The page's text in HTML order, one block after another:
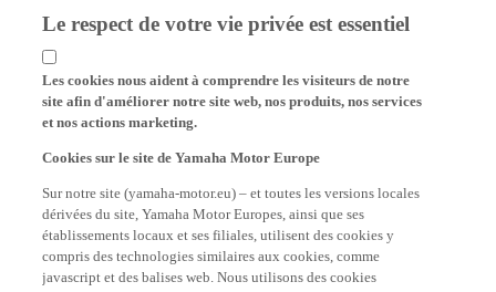
Le respect de votre vie privée est essentiel
Les cookies nous aident à comprendre les visiteurs de notre
site afin d'améliorer notre site web, nos produits, nos services
et nos actions marketing.
Cookies sur le site de Yamaha Motor Europe
Sur notre site (yamaha-motor.eu) – et toutes les versions locales
dérivées du site, Yamaha Motor Europes, ainsi que ses
établissements locaux et ses filiales, utilisent des cookies y
compris des technologies similaires aux cookies, comme
javascript et des balises web. Nous utilisons des cookies